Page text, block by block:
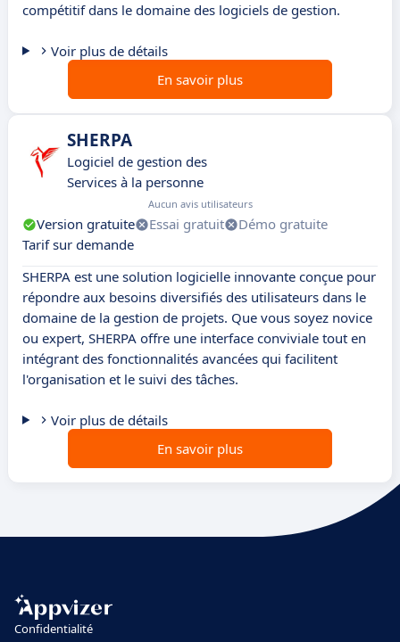
compétitif dans le domaine des logiciels de gestion.
Voir plus de détails
En savoir plus
SHERPA
Logiciel de gestion des
Services à la personne
Aucun avis utilisateurs
Version gratuite Essai gratuit
Démo gratuite
Tarif sur demande
SHERPA est une solution logicielle innovante conçue pour
répondre aux besoins diversifiés des utilisateurs dans le
domaine de la gestion de projets. Que vous soyez novice
ou expert, SHERPA offre une interface conviviale tout en
intégrant des fonctionnalités avancées qui facilitent
l'organisation et le suivi des tâches.
Voir plus de détails
En savoir plus
Confidentialité